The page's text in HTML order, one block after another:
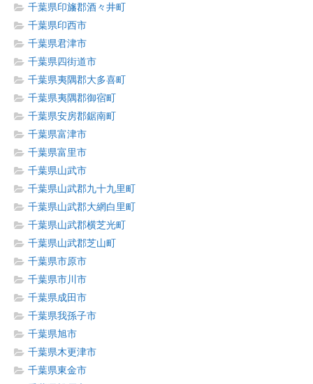
千葉県印旛郡酒々井町
千葉県印西市
千葉県君津市
千葉県四街道市
千葉県夷隅郡大多喜町
千葉県夷隅郡御宿町
千葉県安房郡鋸南町
千葉県富津市
千葉県富里市
千葉県山武市
千葉県山武郡九十九里町
千葉県山武郡大網白里町
千葉県山武郡横芝光町
千葉県山武郡芝山町
千葉県市原市
千葉県市川市
千葉県成田市
千葉県我孫子市
千葉県旭市
千葉県木更津市
千葉県東金市